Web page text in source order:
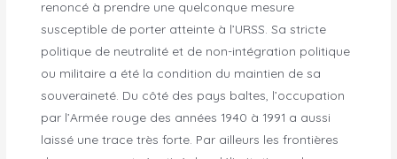
renoncé à prendre une quelconque mesure
susceptible de porter atteinte à l’URSS. Sa stricte
politique de neutralité et de non-intégration politique
ou militaire a été la condition du maintien de sa
souveraineté. Du côté des pays baltes, l’occupation
par l’Armée rouge des années 1940 à 1991 a aussi
laissé une trace très forte. Par ailleurs les frontières